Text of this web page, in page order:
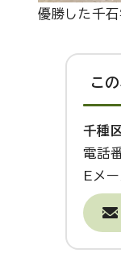
優勝した千
こ
千種
電話
Eメ